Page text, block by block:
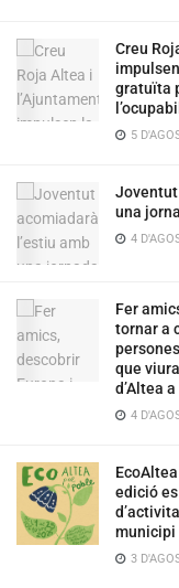
Creu
gratuïta
5
Joventut
una
4
Fer
tornar a
que
d’Altea
4
edició
municipi
3